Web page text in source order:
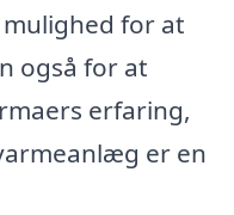
for at
også for at
erfaring,
er en